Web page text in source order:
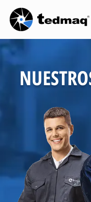
Saltar
al
contenido